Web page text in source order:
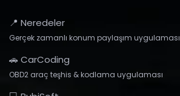
📍 Neredeler
Gerçek zamanlı konum paylaşım uygulaması
🚗 CarCoding
OBD2 araç teşhis & kodlama uygulaması